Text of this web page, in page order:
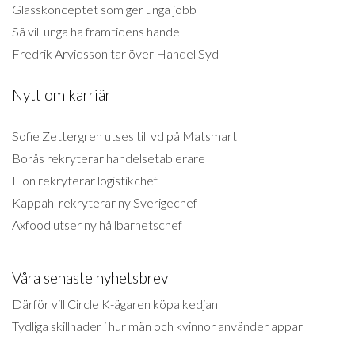
Glasskonceptet som ger unga jobb
Så vill unga ha framtidens handel
Fredrik Arvidsson tar över Handel Syd
Nytt om karriär
Sofie Zettergren utses till vd på Matsmart
Borås rekryterar handelsetablerare
Elon rekryterar logistikchef
Kappahl rekryterar ny Sverigechef
Axfood utser ny hållbarhetschef
Våra senaste nyhetsbrev
Därför vill Circle K-ägaren köpa kedjan
Tydliga skillnader i hur män och kvinnor använder appar